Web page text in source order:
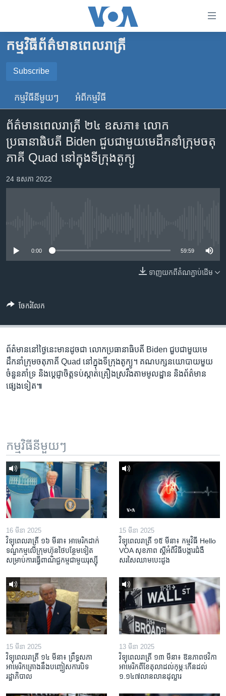
គេហទំព័រ​
ទាក់ទង
រំលង​
ទំព័រ​
ព័ត៌មាន​​
តែ​
ម្តង
និង​
រំលង​
កាន់​
ស្វែង​
កម្ពុជា
អន្តរជាតិ
ចិន
ហេឡូវីអូអេ
កម្ពុជាច្នៃប្រតិដ្ឋ
ព្រឹត្តិការណ៍ព័ត៌មាន
ទូរទស្សន៍ / វីដេអូ​
កម្មវិធី​ព័ត៌មាន​ពេលរាត្រី
Subscribe
SUBSCRIBE
YouTube Music
Spotify
កម្មវិធី​នីមួយៗ អំពី​កម្មវិធី​
ព័ត៌មាន​ពេល​រាត្រី ២៤ ឧសភា៖ លោក​
ប្រធានាធិបតី Biden ជួប​ជាមួយ​មេដឹកនាំ​ក្រុម​ចតុ
ភាគី Quad នៅ​ក្នុង​ទីក្រុង​តូក្យូ
24 ឧសភា 2022
0:00 59:59
ទាញ​យក​ពី​តំណភ្ជាប់​ដើម
ចែករំលែក
ព័ត៌មាននៅ​ថ្ងៃនេះ​មាន​ដូចជា លោក​ប្រធានាធិបតី Biden ជួប​ជាមួយ​មេ
ដឹកនាំ​ក្រុម​ចតុភាគី Quad នៅ​ក្នុង​ទីក្រុង​តូក្យូ។ គណបក្ស​នយោបាយ​មួ​យ
ចំនួន​គាំទ្រ និង​ប្តេ​ជ្ញាចិត្ត​​ទប់​ស្កាត់​គ្រឿង​ស្រវឹង​តាម​មូលដ្ឋាន និង​ព័ត៌មាន​
ផ្សេងទៀត៕
កម្មវិធី​នីមួយៗ
16 មីនា 2025
វិទ្យុពេលរាត្រី ១៦ មីនា៖ អាមេរិក​ដាក់​
ទណ្ឌកម្ម​លើ​ក្រុមហ៊ុន​ថៃ​បន្ថែម​ទៀត​
សម្រាប់​ការ​ធ្វើ​ពាណិជ្ជកម្ម​ជាមួយ​រុស្ស៊ី
15 មីនា 2025
វិទ្យុពេលរាត្រី ១៥ មីនា៖ កម្មវិធី ​Hello
VOA សុខភាព ស្ដី​អំពី​វិធី​បង្ការ​ជំងឺ​
សរសៃ​ឈាម​បេះដូង
15 មីនា 2025
វិទ្យុពេលរាត្រី ១៤ មីនា៖ ព្រឹទ្ធសភា
អាមេរិកគ្រោងនឹងបញ្ចៀសការបិទ
រដ្ឋាភិបាល
13 មីនា 2025
វិទ្យុពេលរាត្រី ១៣ មីនា៖ ឱនភាព​ថវិកា​
អាមេរិក​ពី​ខែ​តុលា​ដល់​កុម្ភៈ​កើន​ដល់​
១.១៤៧​លានលាន​ដុល្លារ